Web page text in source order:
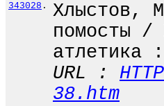
343028 .
Хлыстов,
помосты
URL :
38.htm